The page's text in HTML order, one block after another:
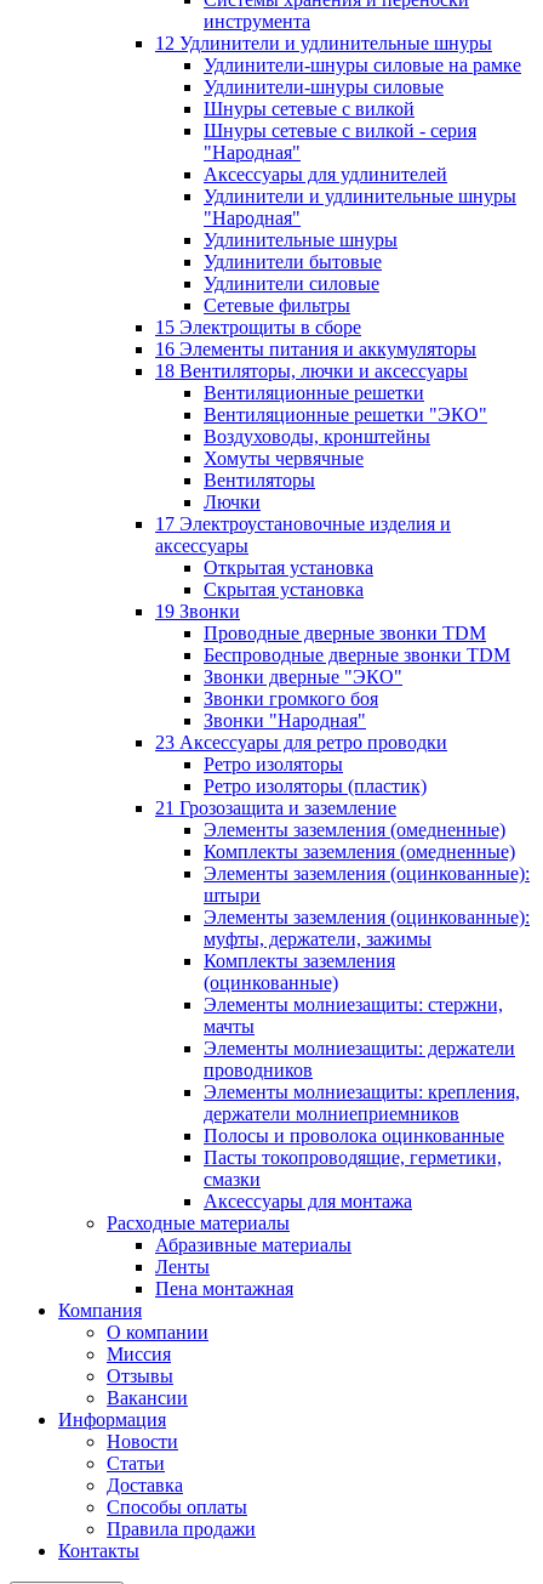
инструмента
12 Удлинители и удлинительные шнуры
Удлинители-шнуры силовые на рамке
Удлинители-шнуры силовые
Шнуры сетевые с вилкой
Шнуры сетевые с вилкой - серия
"Народная"
Аксессуары для удлинителей
Удлинители и удлинительные шнуры
"Народная"
Удлинительные шнуры
Удлинители бытовые
Удлинители силовые
Сетевые фильтры
15 Электрощиты в сборе
16 Элементы питания и аккумуляторы
18 Вентиляторы, лючки и аксессуары
Вентиляционные решетки
Вентиляционные решетки "ЭКО"
Воздуховоды, кронштейны
Хомуты червячные
Вентиляторы
Лючки
17 Электроустановочные изделия и
аксессуары
Открытая установка
Скрытая установка
19 Звонки
Проводные дверные звонки TDM
Беспроводные дверные звонки TDM
Звонки дверные "ЭКО"
Звонки громкого боя
Звонки "Народная"
23 Аксессуары для ретро проводки
Ретро изоляторы
Ретро изоляторы (пластик)
21 Грозозащита и заземление
Элементы заземления (омедненные)
Комплекты заземления (омедненные)
Элементы заземления (оцинкованные):
штыри
Элементы заземления (оцинкованные):
муфты, держатели, зажимы
Комплекты заземления
(оцинкованные)
Элементы молниезащиты: стержни,
мачты
Элементы молниезащиты: держатели
проводников
Элементы молниезащиты: крепления,
держатели молниеприемников
Полосы и проволока оцинкованные
Пасты токопроводящие, герметики,
смазки
Аксессуары для монтажа
Расходные материалы
Абразивные материалы
Ленты
Пена монтажная
Компания
О компании
Миссия
Отзывы
Вакансии
Информация
Новости
Статьи
Доставка
Способы оплаты
Правила продажи
Контакты